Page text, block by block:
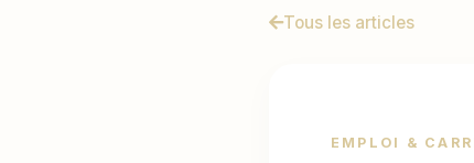
Tous les articles
EMPLOI &